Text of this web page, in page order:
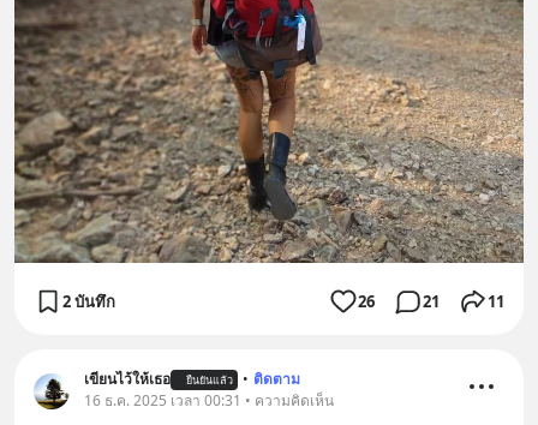
2 บันทึก 26 21 11
เขียนไว้ให้เธอ ยืนยันแล้ว • ติดตาม
16 ธ.ค. 2025 เวลา 00:31 • ความคิดเห็น